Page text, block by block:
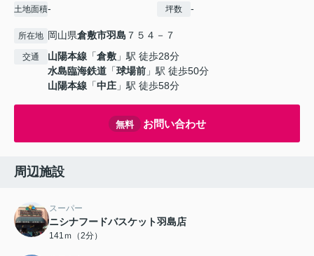
土地面積- 坪数 -
所在地 岡山県倉敷市羽島 ７５４－７
交通 山陽本線 「倉敷 」駅 徒歩28分
水島臨海鉄道 「球場前 」駅 徒歩50分
山陽本線 「中庄 」駅 徒歩58分
無料 お問い合わせ
周辺施設
スーパー
ニシナフードバスケット羽島店
141ｍ（2分）